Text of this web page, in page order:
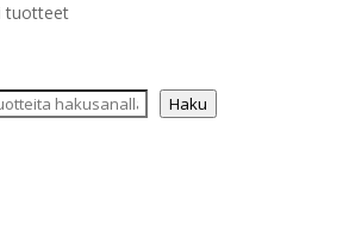
tuotteet
Haku